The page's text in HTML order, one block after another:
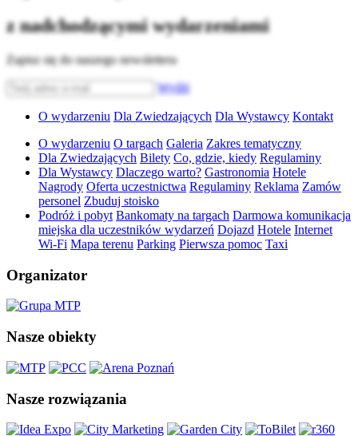
z nadchodzącymi wydarzeniami
Zapisz się do naszego newslettera
Wyślij
O wydarzeniu Dla Zwiedzających Dla Wystawcy Kontakt
O wydarzeniu O targach Galeria Zakres tematyczny
Dla Zwiedzających Bilety Co, gdzie, kiedy Regulaminy
Dla Wystawcy Dlaczego warto? Gastronomia Hotele
Nagrody Oferta uczestnictwa Regulaminy Reklama Zamów
personel Zbuduj stoisko
Podróż i pobyt Bankomaty na targach Darmowa komunikacja
miejska dla uczestników wydarzeń Dojazd Hotele Internet
Wi-Fi Mapa terenu Parking Pierwsza pomoc Taxi
Organizator
Nasze obiekty
Nasze rozwiązania